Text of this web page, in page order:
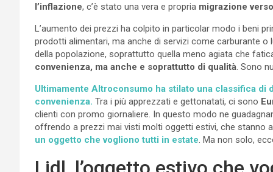
l’inflazione, c’è stato una vera e propria migrazione
L’aumento dei prezzi ha colpito in particolar modo i beni
prodotti alimentari, ma anche di servizi come carburante
della popolazione, soprattutto quella meno agiata che
convenienza, ma anche e soprattutto di qualità . Sono
Ultimamente Altroconsumo ha stilato una classifica
convenienza. Tra i più apprezzati e gettonatati, ci sono
clienti con promo giornaliere. In questo modo ne
offrendo a prezzi mai visti molti oggetti estivi, che stanno
un oggetto che vogliono tutti in estate . Ma non solo,